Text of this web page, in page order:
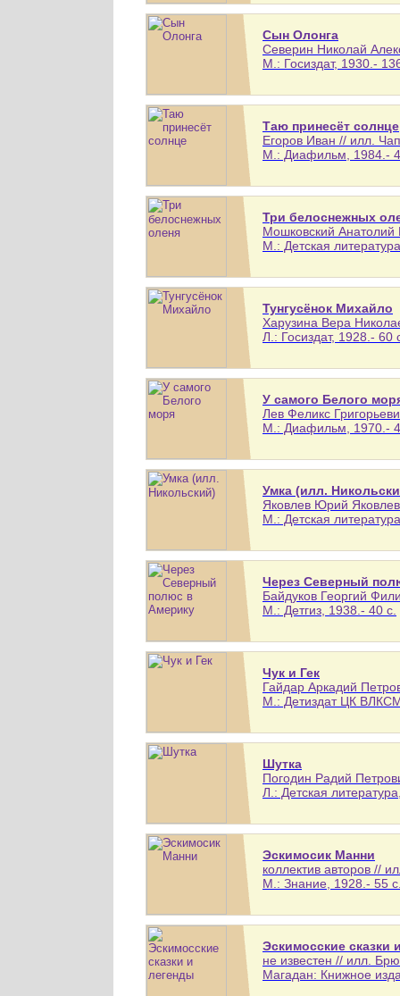
Сын Олонга
Северин Николай
М.: Госиздат, 1930.-
Таю принесёт солнце
Егоров Иван // илл.
М.: Диафильм, 1984.-
Три белоснежных
Мошковский
М.: Детская
Тунгусёнок Михайло
Харузина Вера
Л.: Госиздат, 1928.- 60
У самого Белого
Лев Феликс
М.: Диафильм, 1970.-
Умка (илл.
Яковлев Юрий
М.: Детская
Через Северный
Байдуков Георгий
М.: Детгиз, 1938.- 40 с.
Чук и Гек
Гайдар Аркадий
М.: Детиздат ЦК
Шутка
Погодин Радий
Л.: Детская
Эскимосик Манни
коллектив авторов //
М.: Знание, 1928.- 55
Эскимосские сказки
не известен // илл.
Магадан: Книжное